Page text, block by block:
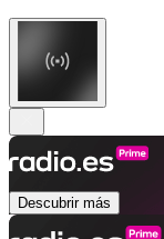
Descubrir más